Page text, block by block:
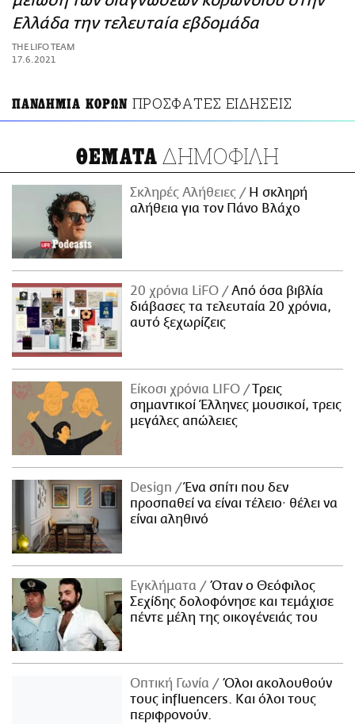
ΑΜΠΑ
PRINT
Ελλάδα την τελευταία εβδομάδα
THE LIFO TEAM
17.6.2021
ΠΑΝΔΗΜΙΑ ΚΟΡΩΝ ΠΡΟΣΦΑΤΕΣ ΕΙΔΗΣΕΙΣ
ΘΕΜΑΤΑ ΔΗΜΟΦΙΛΗ
Σκληρές Αλήθειες
H σκληρή
αλήθεια για τον Πάνο Βλάχο
20 χρόνια LiFO
Από όσα βιβλία
διάβασες τα τελευταία 20 χρόνια,
αυτό ξεχωρίζεις
Είκοσι χρόνια LIFO
Tρεις
σημαντικοί Έλληνες μουσικοί, τρεις
μεγάλες απώλειες
Design
Ένα σπίτι που δεν
προσπαθεί να είναι τέλειο· θέλει να
είναι αληθινό
Εγκλήματα
Όταν ο Θεόφιλος
Σεχίδης δολοφόνησε και τεμάχισε
πέντε μέλη της οικογένειάς του
Οπτική Γωνία
Όλοι ακολουθούν
τους influencers. Και όλοι τους
περιφρονούν.